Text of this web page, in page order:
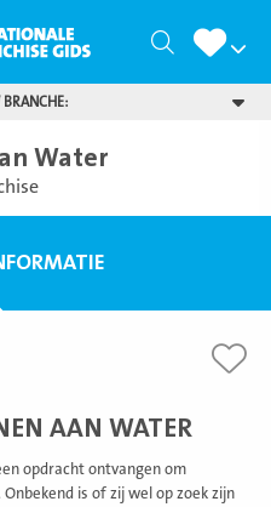
Zoeken
BRANCHE:
Water
AAN WATER
opdracht ontvangen om
is of zij wel op zoek zijn